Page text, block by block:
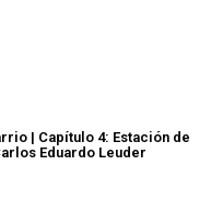
| Capítulo 4: Estación de
Eduardo Leuder